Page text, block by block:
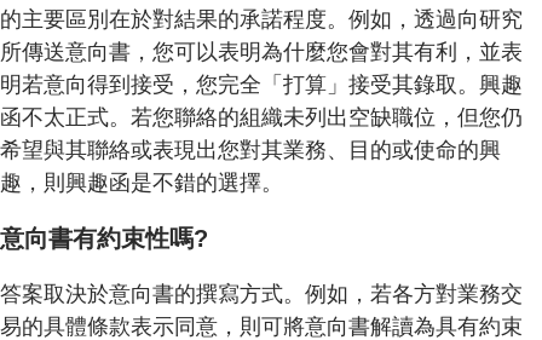
的主要區別在於對結果的承諾程度。例如，透過向研究
所傳送意向書，您可以表明為什麼您會對其有利，並表
明若意向得到接受，您完全「打算」接受其錄取。興趣
函不太正式。若您聯絡的組織未列出空缺職位，但您仍
希望與其聯絡或表現出您對其業務、目的或使命的興
趣，則興趣函是不錯的選擇。
意向書有約束性嗎?
答案取決於意向書的撰寫方式。例如，若各方對業務交
易的具體條款表示同意，則可將意向書解讀為具有約束